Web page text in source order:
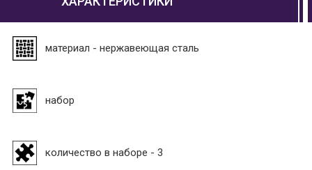
материал - нержавеющая сталь
набор
количество в наборе - 3